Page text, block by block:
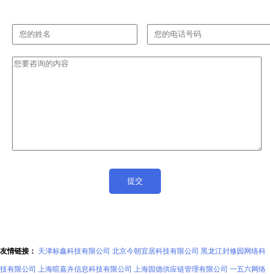
友情链接： 天津标鑫科技有限公司 北京今朝宜居科技有限公司 黑龙江封修园网络科
技有限公司 上海暄嘉卉信息科技有限公司 上海固德供应链管理有限公司 一五六网络